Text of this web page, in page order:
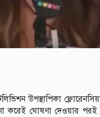
উপস্থাপিকা
না করেই ঘোষণা দেওয়ার